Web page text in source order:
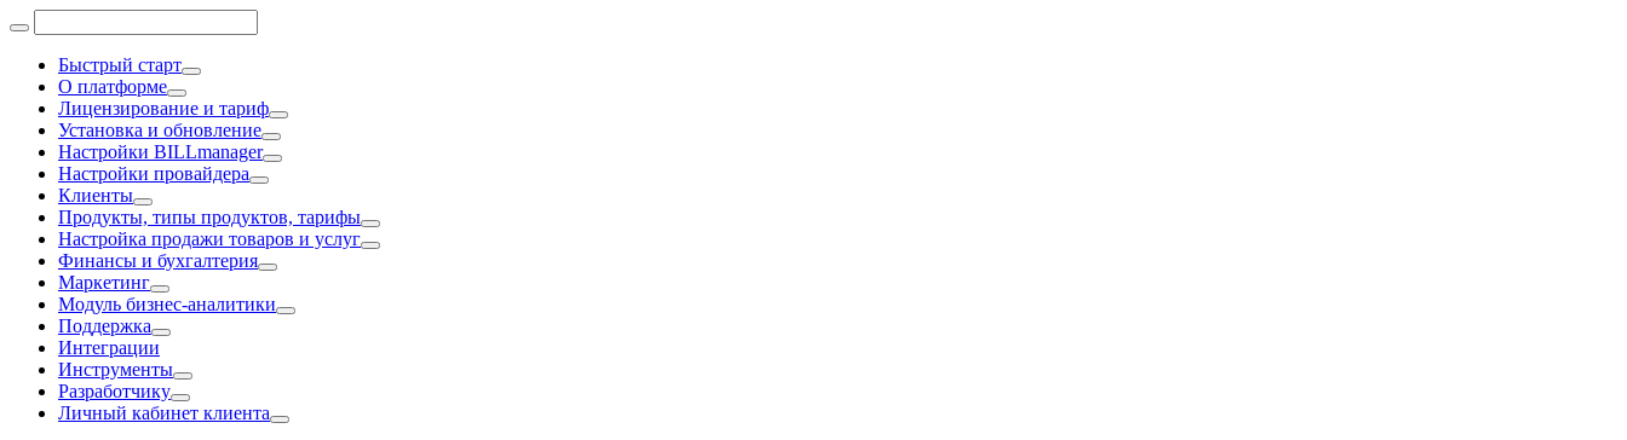
Быстрый старт
О платформе
Лицензирование и тариф
Установка и обновление
Настройки BILLmanager
Настройки провайдера
Клиенты
Продукты, типы продуктов, тарифы
Настройка продажи товаров и услуг
Финансы и бухгалтерия
Маркетинг
Модуль бизнес-аналитики
Поддержка
Интеграции
Инструменты
Разработчику
Личный кабинет клиента